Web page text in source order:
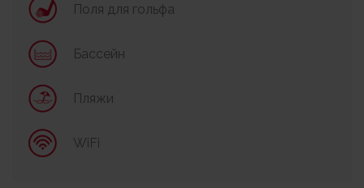
Поля для гольфа
Бассейн
Пляжи
WiFi